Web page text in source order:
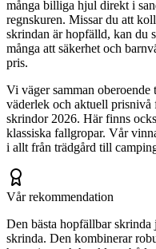
många billiga hjul direkt i
regnskuren. Missar du att
skrindan är hopfälld, kan du
många att säkerhet och
pris.
Vi väger samman
väderlek och aktuell prisnivå
skrindor 2026. Här finns
klassiska fallgropar. Vår
i allt från trädgård till
Vår rekommendation
Den bästa hopfällbar
skrinda. Den kombinerar